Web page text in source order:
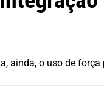
ainda, o uso de